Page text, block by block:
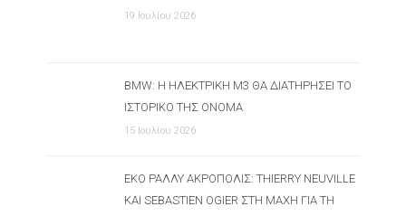
19 Ιουλίου 2026
BMW: Η ΗΛΕΚΤΡΙΚΉ M3 ΘΑ ΔΙΑΤΗΡΉΣΕΙ ΤΟ
ΙΣΤΟΡΙΚΌ ΤΗΣ ΌΝΟΜΑ
15 Ιουλίου 2026
ΕΚΟ ΡΆΛΛΥ ΑΚΡΌΠΟΛΙΣ: THIERRY NEUVILLE
ΚΑΙ SEBASTIEN OGIER ΣΤΗ ΜΆΧΗ ΓΙΑ ΤΗ